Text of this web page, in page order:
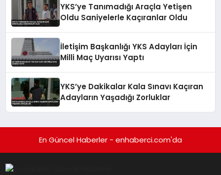
YKS’ye Tanımadığı Araçla Yetişen
Oldu Saniyelerle Kaçıranlar Oldu
İletişim Başkanlığı YKS Adayları İçin
Milli Maç Uyarısı Yaptı
YKS’ye Dakikalar Kala Sınavı Kaçıran
Adayların Yaşadığı Zorluklar
En Güncel Haberler - enhaberci.com'da